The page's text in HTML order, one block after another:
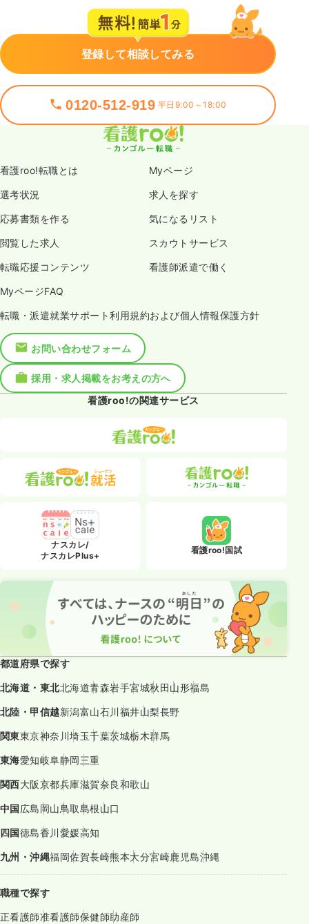
登録して相談してみる
0120-512-919 平日9:00～18:00
看護roo!転職とは Myページ
選考状況 求人を探す
応募書類を作る 気になるリスト
閲覧した求人 スカウトサービス
転職応援コンテンツ 看護師派遣で働く
MyページFAQ
転職・派遣就業サポート利用規約および個人情報保護方針
お問い合わせフォーム
採用・求人掲載をお考えの方へ
看護roo!の関連サービス
ナスカレ/
ナスカレPlus+
看護roo!国試
都道府県で探す
北海道・東北北海道青森岩手宮城秋田山形福島
北陸・甲信越新潟富山石川福井山梨長野
関東東京神奈川埼玉千葉茨城栃木群馬
東海愛知岐阜静岡三重
関西大阪京都兵庫滋賀奈良和歌山
中国広島岡山鳥取島根山口
四国徳島香川愛媛高知
九州・沖縄福岡佐賀長崎熊本大分宮崎鹿児島沖縄
職種で探す
正看護師准看護師保健師助産師